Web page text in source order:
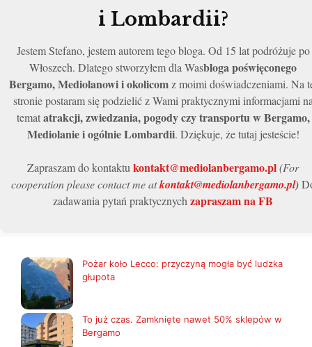
i Lombardii?
Jestem Stefano, jestem autorem tego bloga. Od 15 lat podróżuje po
Włoszech. Dlatego stworzyłem dla Wasbloga poświęconego
Bergamo, Mediolanowi i okolicomz moimi doświadczeniami. Na
stronie postaram się podzielić z Wami praktycznymi informacjami
tematatrakcji, zwiedzania, pogody czy transportu w Bergamo,
Mediolanie i ogólnie Lombardii. Dziękuje, że tutaj jesteście!
Zapraszam do kontaktukontakt@mediolanbergamo.pl(For
cooperation please contact me atkontakt@mediolanbergamo.pl)
zadawania pytań praktycznychzapraszam na FB
Pożar koło Lecco: przyczyną mogła być ludzka
głupota
To już czas. Zamknięte nawet 50% sklepów w
Bergamo